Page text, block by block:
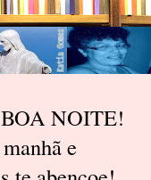
NOITE!
e